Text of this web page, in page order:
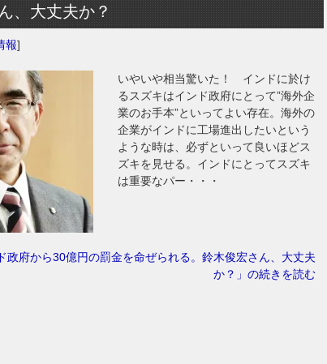
、大丈夫か？
報]
いやいや相当驚いた！ インドに於け
るスズキはインド政府にとって”海外企
業のお手本”といってよい存在。海外の
企業がインドに工場進出したいという
ような時は、必ずといって良いほどス
ズキを見せる。インドにとってスズキ
は重要なパー・・・
政府から30億円の罰金を命ぜられる。鈴木俊宏さん、大丈夫
か？」の続きを読む